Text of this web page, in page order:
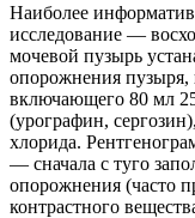
Наиболее
исследование —
мочевой пузырь
опорожнения пузыря,
включающего 80 мл
(урографин,
хлорида.
— сначала с туго
опорожнения (часто
контрастного